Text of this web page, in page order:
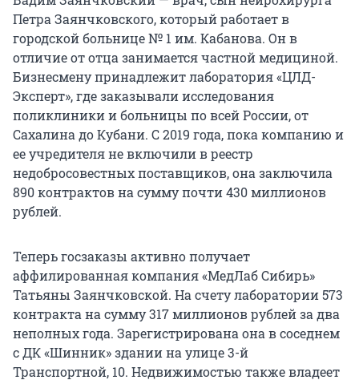
Петра Заянчковского, который работает в
городской больнице № 1 им. Кабанова. Он в
отличие от отца занимается частной медициной.
Бизнесмену принадлежит лаборатория «ЦЛД-
Эксперт», где заказывали исследования
поликлиники и больницы по всей России, от
Сахалина до Кубани. С 2019 года, пока компанию и
ее учредителя не включили в реестр
недобросовестных поставщиков, она заключила
890 контрактов на сумму почти 430 миллионов
рублей.
Теперь госзаказы активно получает
аффилированная компания «МедЛаб Сибирь»
Татьяны Заянчковской. На счету лаборатории 573
контракта на сумму 317 миллионов рублей за два
неполных года. Зарегистрирована она в соседнем
с ДК «Шинник» здании на улице 3-й
Транспортной, 10. Недвижимостью также владеет